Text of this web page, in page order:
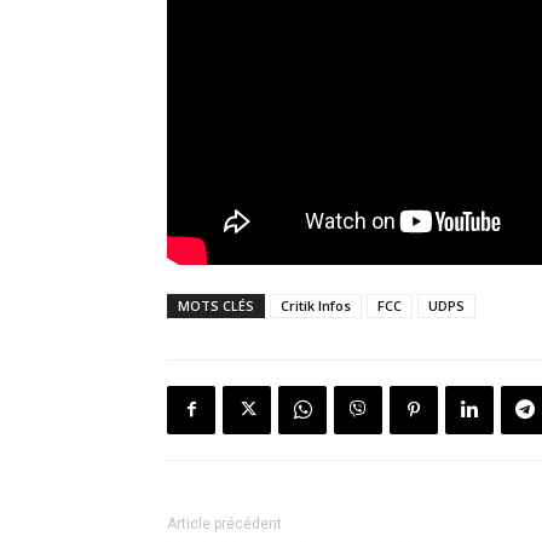
MOTS CLÉS Critik Infos FCC UDPS
Article précédent